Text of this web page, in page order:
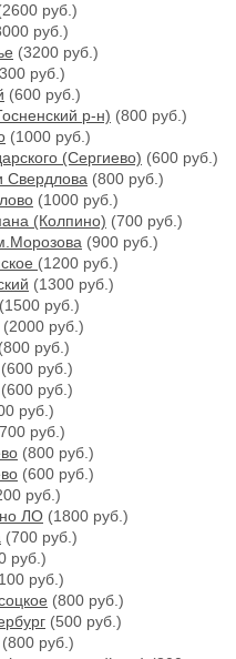
руб.)
руб.)
(3200 руб.)
руб.)
(600 руб.)
р-н) (800 руб.)
(1000 руб.)
(Сергиево) (600 руб.)
Свердлова (800 руб.)
(1000 руб.)
(Колпино) (700 руб.)
(900 руб.)
(1200 руб.)
(1300 руб.)
(1500 руб.)
(2000 руб.)
(800 руб.)
(600 руб.)
(600 руб.)
руб.)
руб.)
(800 руб.)
(600 руб.)
руб.)
ЛО (1800 руб.)
(700 руб.)
руб.)
руб.)
(800 руб.)
(500 руб.)
(800 руб.)